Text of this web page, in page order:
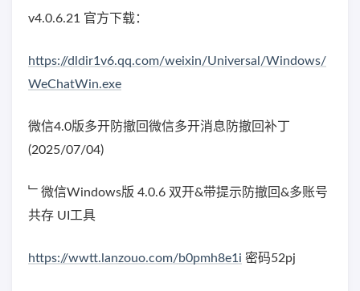
v4.0.6.21 官方下载：
https://dldir1v6.qq.com/weixin/Universal/Windows/
WeChatWin.exe
微信4.0版多开防撤回微信多开消息防撤回补丁
(2025/07/04)
﹂微信Windows版 4.0.6 双开&带提示防撤回&多账号
共存 UI工具
https://wwtt.lanzouo.com/b0pmh8e1i 密码52pj